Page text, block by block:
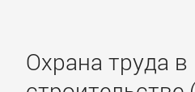
Охрана труда в
Детские